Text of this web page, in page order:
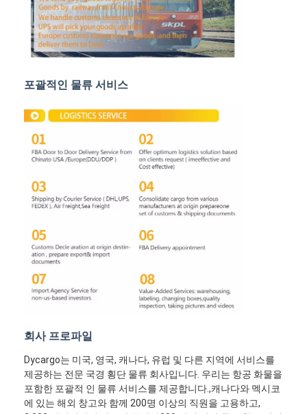
해상운송
중국에서 DDP 배송
선적을 나타내세요
철도 운송
아마존으로 배송
창고 서비스
포괄적인 물류 서비스
회사 프로파일
Dycargo는 미국, 영국, 캐나다, 유럽 및 다른 지역에 서비스를
제공하는 전문 국경 횡단 물류 회사입니다. 우리는 항공 화물을
포함한 포괄적 인 물류 서비스를 제공합니다.,캐나다와 멕시코
에 있는 해외 창고와 함께 200명 이상의 직원을 고용하고,